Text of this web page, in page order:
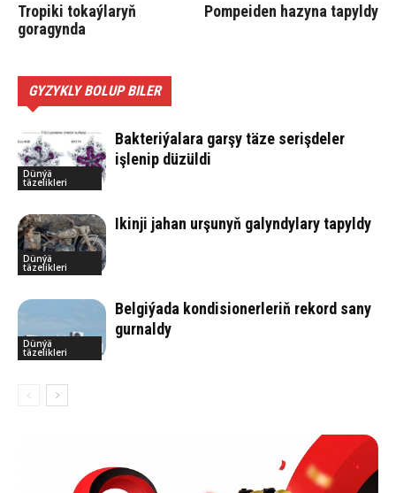
Tropiki tokaýlaryň
goragynda
Pompeiden hazyna tapyldy
GYZYKLY BOLUP BILER
Dünýä
täzelikleri
Bakteriýalara garşy täze serişdeler
işlenip düzüldi
Dünýä
täzelikleri
Ikinji jahan urşunyň galyndylary tapyldy
Dünýä
täzelikleri
Belgiýada kondisionerleriň rekord sany
gurnaldy